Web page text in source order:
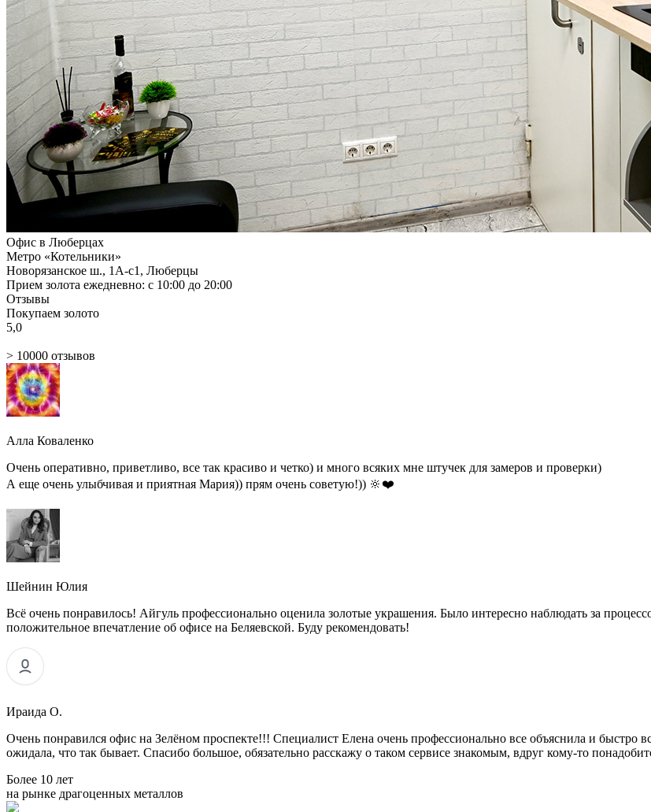
Офис в Люберцах
Метро «Котельники»
Новорязанское ш., 1А-c1, Люберцы
Прием золота ежедневно: с 10:00 до 20:00
Отзывы
Покупаем золото
5,0
> 10000 отзывов
Алла Коваленко
Очень оперативно, приветливо, все так красиво и четко) и много всяких мне штучек для замеров и проверки)
А еще очень улыбчивая и приятная Мария)) прям очень советую!)) 🔆❤️
Шейнин Юлия
Всё очень понравилось! Айгуль профессионально оценила золотые украшения. Было интересно наблюдать за
положительное впечатление об офисе на Беляевской. Буду рекомендовать!
Ираида О.
Очень понравился офис на Зелёном проспекте!!! Специалист Елена очень профессионально все объяснила и быстро
ожидала, что так бывает. Спасибо большое, обязательно расскажу о таком сервисе знакомым, вдруг кому-то
Более 10 лет
на рынке драгоценных металлов